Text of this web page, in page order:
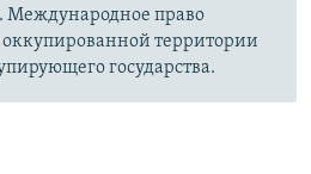
Международное право
оккупированной территории
государства.